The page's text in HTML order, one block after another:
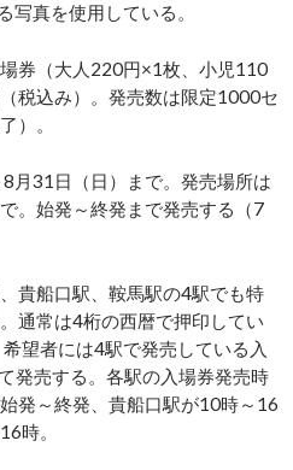
写真を使用している。
券（大人220円×1枚、小児110
税込み）。発売数は限定1000セ
）。
月31日（日）まで。発売場所は
。始発～終発まで発売する（7
貴船口駅、鞍馬駅の4駅でも特
通常は4桁の西暦で押印してい
望者には4駅で発売している入
発売する。各駅の入場券発売時
発～終発、貴船口駅が10時～16
時。